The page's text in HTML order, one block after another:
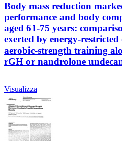
Body mass reduction
performance and body
aged 61-75 years:
exerted by energy-
aerobic-strength training
rGH or nandrolone
Visualizza